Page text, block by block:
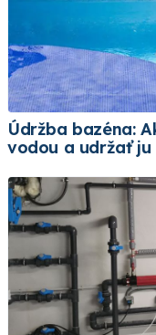
Údržba bazéna:
vodou a udržať